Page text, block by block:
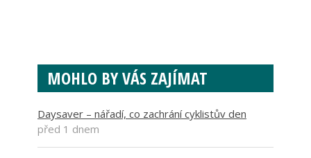
MOHLO BY VÁS ZAJÍMAT
Daysaver – nářadí, co zachrání cyklistův den
před 1 dnem